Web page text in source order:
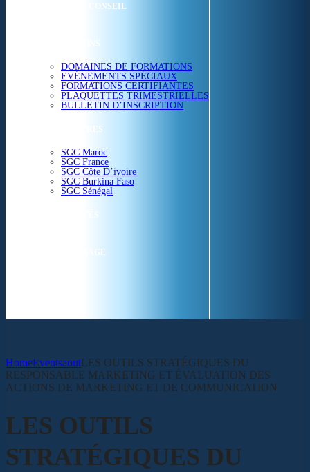
ETUDES & CONSEIL
FORMATIONS
DOMAINES DE FORMATIONS
EVÉNEMENTS SPÉCIAUX
FORMATIONS CERTIFIANTES
PLAQUETTES TRIMESTRIELLES
BULLETIN D’INSCRIPTION
NOS CENTRES
SGC Maroc
SGC France
SGC Côte D’ivoire
SGC Burkina Faso
SGC Sénégal
ACTUALITÉS
SGC EN IMAGE
HomeEventsaoutLES OUTILS STRATÉGIQUES DU
RESPONSABLE MARKETING ET ÉVALUATION DES
ACTIONS DE MARKETING ET DE COMMUNICATION
LES OUTILS
STRATÉGIQUES DU